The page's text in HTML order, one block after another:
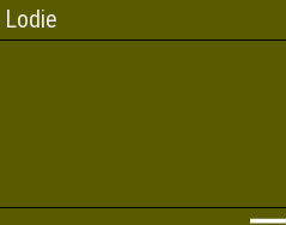
Lodie